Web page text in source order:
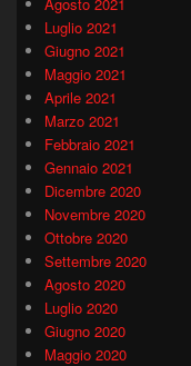
Luglio 2021
Giugno 2021
Maggio 2021
Aprile 2021
Marzo 2021
Febbraio 2021
Gennaio 2021
Dicembre 2020
Novembre 2020
Ottobre 2020
Settembre 2020
Agosto 2020
Luglio 2020
Giugno 2020
Maggio 2020